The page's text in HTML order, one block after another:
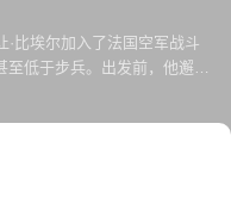
·比埃尔加入了法国空军战斗
低于步兵。出发前，他邂逅
，比埃尔表现出众并得到了